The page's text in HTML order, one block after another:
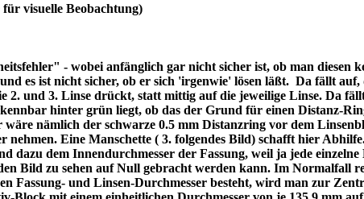
visuelle Beobachtung)
- wobei anfänglich gar nicht sicher ist, ob man diesen
es ist nicht sicher, ob er sich 'irgenwie' lösen läßt. Da fällt
2. und 3. Linse drückt, statt mittig auf die jeweilige Linse. Da
hinter grün liegt, ob das der Grund für einen Distanz-
nämlich der schwarze 0.5 mm Distanzring vor dem
nehmen. Eine Manschette ( 3. folgendes Bild) schafft hier
dazu dem Innendurchmesser der Fassung, weil ja jede einzelne
Bild zu sehen auf Null gebracht werden kann. Im Normalfall
Fassung- und Linsen-Durchmesser besteht, wird man zur